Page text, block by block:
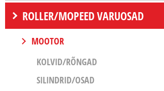
ROLLER/MOPEED VARUOSAD
MOOTOR
KOLVID/RÕNGAD
SILINDRID/OSAD